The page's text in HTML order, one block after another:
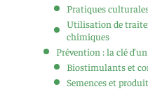
Pratiques
Utilisation de
chimiques
Prévention : la clé
Biostimulants et
Semences et